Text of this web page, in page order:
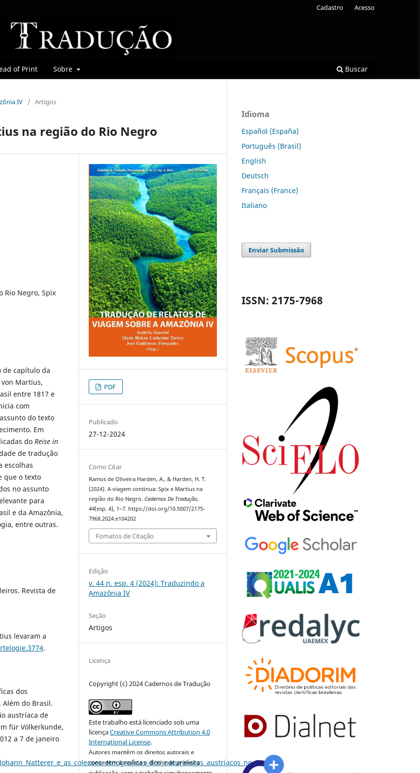
of Print Sobre Buscar
Cadastro Acesso
IV / Artigos
na região do Rio Negro
Rio Negro, Spix
de capítulo da
von Martius,
entre 1817 e
com
do texto
Em
do Reise in
de tradução
escolhas
que o texto
no assunto
para
e da Amazônia,
entre outras.
Revista de
levaram a
.
dos
do Brasil.
austríaca de
für Völkerkunde,
a 7 de janeiro
.
PDF
Publicado
27-12-2024
Como Citar
Ramos de Oliveira Harden, A., & Harden, H. T.
(2024). A viagem continua: Spix e Martius na
região do Rio Negro.Cadernos De Tradução,
44(esp. 4), 1–7. https://doi.org/10.5007/2175-
7968.2024.e104202
Fomatos de Citação
Edição
v. 44 n. esp. 4 (2024): Traduzindo a
Amazônia IV
Seção
Artigos
Licença
Copyright (c) 2024 Cadernos de Tradução
Este trabalho está licenciado sob uma
licençaCreative Commons Attribution 4.0
International License.
Autores mantêm os direitos autorais e
concedem à revista o direito de primeira
Idioma
Español (España)
Português (Brasil)
English
Deutsch
Français (France)
Italiano
Enviar Submissão
ISSN: 2175-7968